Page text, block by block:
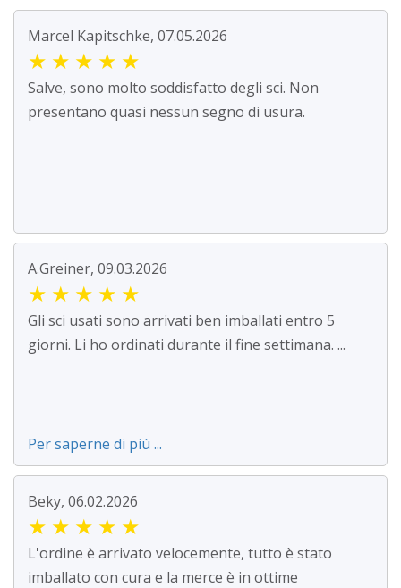
Marcel Kapitschke, 07.05.2026
★ ★ ★ ★ ★
Salve, sono molto soddisfatto degli sci. Non
presentano quasi nessun segno di usura.
A.Greiner, 09.03.2026
★ ★ ★ ★ ★
Gli sci usati sono arrivati ben imballati entro 5
giorni. Li ho ordinati durante il fine settimana. ...
Per saperne di più ...
Beky, 06.02.2026
★ ★ ★ ★ ★
L'ordine è arrivato velocemente, tutto è stato
imballato con cura e la merce è in ottime